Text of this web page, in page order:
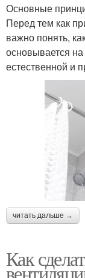
Основные
Перед тем как
важно понять,
основывается
естественной и
читать дальше →
Как